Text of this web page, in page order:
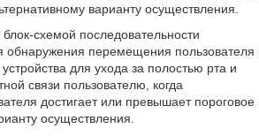
варианту осуществления.
схемой последовательности
обнаружения перемещения пользователя
для ухода за полостью рта и
связи пользователю, когда
достигает или превышает пороговое
осуществления.